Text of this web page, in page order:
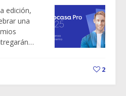
edición,
una
2